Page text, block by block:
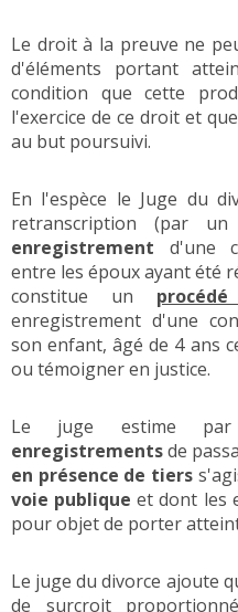
Le droit à la preuve ne
d'éléments portant
condition que cette
l'exercice de ce droit et
au but poursuivi.
En l'espèce le Juge du
retranscription (par
enregistrement d'une
entre les époux ayant été
constitue un
enregistrement d'une
son enfant, âgé de 4 ans
ou témoigner en justice.
Le juge estime par
enregistrementsde
en présence de tiers
voie publique et dont les
pour objet de porter
Le juge du divorce ajoute
de surcroit